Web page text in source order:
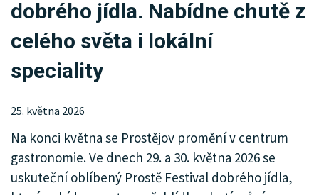
SPORT
KULTURA
SPOLEČNOST
dobrého jídla. Nabídne chutě z
celého světa i lokální
speciality
25. května 2026
Na konci května se Prostějov promění v centrum
gastronomie. Ve dnech 29. a 30. května 2026 se
uskuteční oblíbený Prostě Festival dobrého jídla,